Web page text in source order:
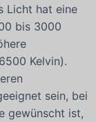
Licht hat eine
bis 3000
Kelvin).
sein, bei
gewünscht ist,